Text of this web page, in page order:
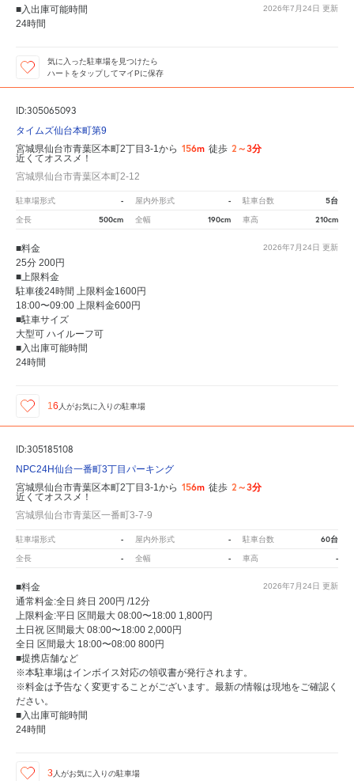
2026年7月24日 更新
■入出庫可能時間
24時間
気に入った駐車場を見つけたら
ハートをタップしてマイPに保存
ID:305065093
タイムズ仙台本町第9
宮城県仙台市青葉区本町2丁目3-1から 156m 徒歩 2～3分
近くてオススメ！
宮城県仙台市青葉区本町2-12
駐車場形式 - 屋内外形式 - 駐車台数 5台
全長 500cm 全幅 190cm 車高 210cm
2026年7月24日 更新
■料金
25分 200円
■上限料金
駐車後24時間 上限料金1600円
18:00〜09:00 上限料金600円
■駐車サイズ
大型可 ハイルーフ可
■入出庫可能時間
24時間
16 人がお気に入りの駐車場
ID:305185108
NPC24H仙台一番町3丁目パーキング
宮城県仙台市青葉区本町2丁目3-1から 156m 徒歩 2～3分
近くてオススメ！
宮城県仙台市青葉区一番町3-7-9
駐車場形式 - 屋内外形式 - 駐車台数 60台
全長 - 全幅 - 車高 -
2026年7月24日 更新
■料金
通常料金:全日 終日 200円 /12分
上限料金:平日 区間最大 08:00〜18:00 1,800円
土日祝 区間最大 08:00〜18:00 2,000円
全日 区間最大 18:00〜08:00 800円
■提携店舗など
※本駐車場はインボイス対応の領収書が発行されます。
※料金は予告なく変更することがございます。最新の情報は現地をご確認く
ださい。
■入出庫可能時間
24時間
3 人がお気に入りの駐車場